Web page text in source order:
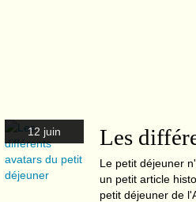
12 juin Les
Le petit déjeuner
un petit article
petit déjeuner de